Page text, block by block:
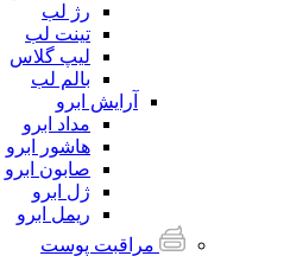
رژ لب
تینت لب
لیپ گلاس
بالم لب
آرایش ابرو
مداد ابرو
هاشور ابرو
صابون ابرو
ژل ابرو
ریمل ابرو
مراقبت پوست